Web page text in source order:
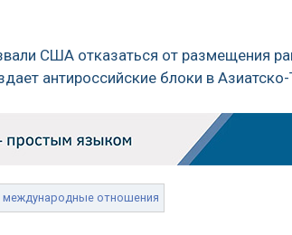
США отказаться от размещения
антироссийские блоки в
международные отношения